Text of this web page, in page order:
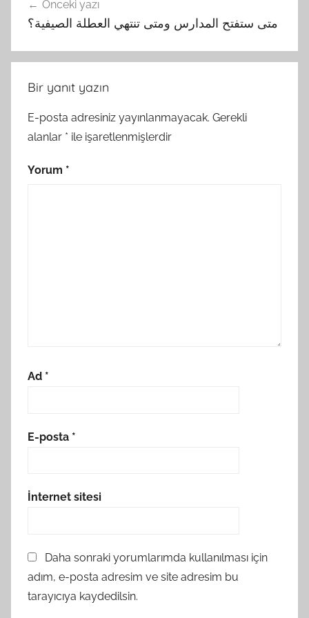
gezinmesi
Önceki yazı
متى ستفتح المدارس ومتى تنتهي العطلة الصيفية؟
Bir yanıt yazın
E-posta adresiniz yayınlanmayacak. Gerekli
alanlar * ile işaretlenmişlerdir
Yorum *
Ad *
E-posta *
İnternet sitesi
Daha sonraki yorumlarımda kullanılması için
adım, e-posta adresim ve site adresim bu
tarayıcıya kaydedilsin.